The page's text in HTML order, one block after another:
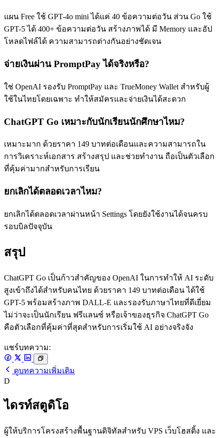
แผน Free ใช้ GPT-4o mini ได้แค่ 40 ข้อความต่อวัน ส่วน Go ใช้
GPT-5 ได้ 400+ ข้อความต่อวัน สร้างภาพได้ มี Memory และอัป
โหลดไฟล์ได้ ความสามารถต่างกันอย่างชัดเจน
จ่ายเงินผ่าน PromptPay ได้จริงหรือ?
ใช่ OpenAI รองรับ PromptPay และ TrueMoney Wallet สำหรับผู้
ใช้ในไทยโดยเฉพาะ ทำให้สมัครและจ่ายเงินได้สะดวก
ChatGPT Go เหมาะกับนักเรียนนักศึกษาไหม?
เหมาะมาก ด้วยราคา 149 บาทต่อเดือนและความสามารถใน
การวิเคราะห์เอกสาร สร้างสรุป และช่วยทำงาน ถือเป็นตัวเลือก
ที่คุ้มค่ามากสำหรับการเรียน
ยกเลิกได้ตลอดเวลาไหม?
ยกเลิกได้ตลอดเวลาผ่านหน้า Settings โดยยังใช้งานได้จนครบ
รอบบิลปัจจุบัน
สรุป
ChatGPT Go เป็นก้าวสำคัญของ OpenAI ในการทำให้ AI ระดับ
สูงเข้าถึงได้สำหรับคนไทย ด้วยราคา 149 บาทต่อเดือน ได้ใช้
GPT-5 พร้อมสร้างภาพ DALL-E และรองรับภาษาไทยที่ดีเยี่ยม
ไม่ว่าจะเป็นนักเรียน ฟรีแลนซ์ หรือเจ้าของธุรกิจ ChatGPT Go
คือตัวเลือกที่คุ้มค่าที่สุดสำหรับการเริ่มใช้ AI อย่างจริงจัง
แชร์บทความ:
ดูบทความเพิ่มเติม
D
ไดรท์สตูดิโอ
ผู้ให้บริการโครงสร้างพื้นฐานดิจิทัลสำหรับ VPS เว็บโฮสติ้ง และ